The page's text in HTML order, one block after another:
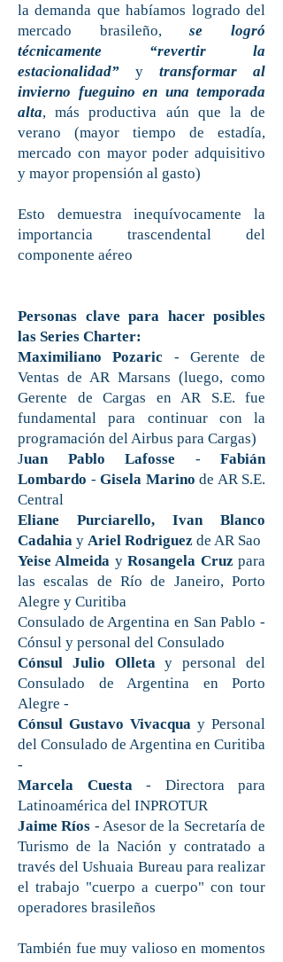
la demanda que habíamos logrado del
mercado brasileño,se logró
técnicamente “revertir la
estacionalidad” y transformar al
invierno fueguino en una temporada
alta, más productiva aún que la de
verano (mayor tiempo de estadía,
mercado con mayor poder adquisitivo
y mayor propensión al gasto)
Esto demuestra inequívocamente la
importancia trascendental del
componente aéreo
Personas clave para hacer posibles
las Series Charter:
Maximiliano Pozaric - Gerente de
Ventas de AR Marsans (luego, como
Gerente de Cargas en AR S.E. fue
fundamental para continuar con la
programación del Airbus para Cargas)
Juan Pablo Lafosse - Fabián
Lombardo - Gisela Marino de AR S.E.
Central
Eliane Purciarello, Ivan Blanco
Cadahia y Ariel Rodriguez de AR Sao
Yeise Almeida yRosangela Cruzpara
las escalas de Río de Janeiro, Porto
Alegre y Curitiba
Consulado de Argentina en San Pablo -
Cónsul y personal del Consulado
Cónsul Julio Olletay personal del
Consulado de Argentina en Porto
Alegre -
Cónsul Gustavo Vivacqua y Personal
del Consulado de Argentina en Curitiba
-
Marcela Cuesta- Directora para
Latinoamérica del INPROTUR
Jaime Ríos - Asesor de la Secretaría de
Turismo de la Nación y contratado a
través del Ushuaia Bureau para realizar
el trabajo "cuerpo a cuerpo" con tour
operadores brasileños
También fue muy valioso en momentos